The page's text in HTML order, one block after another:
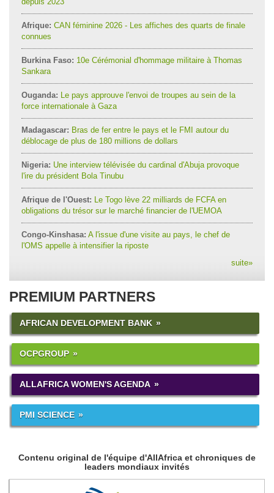
Afrique: CAN féminine 2026 - Les affiches des quarts de finale
connues
Burkina Faso: 10e Cérémonial d'hommage militaire à Thomas
Sankara
Ouganda: Le pays approuve l'envoi de troupes au sein de la
force internationale à Gaza
Madagascar: Bras de fer entre le pays et le FMI autour du
déblocage de plus de 180 millions de dollars
Nigeria: Une interview télévisée du cardinal d'Abuja provoque
l'ire du président Bola Tinubu
Afrique de l'Ouest: Le Togo lève 22 milliards de FCFA en
obligations du trésor sur le marché financier de l'UEMOA
Congo-Kinshasa: A l'issue d'une visite au pays, le chef de
l'OMS appelle à intensifier la riposte
suite»
PREMIUM PARTNERS
AFRICAN DEVELOPMENT BANK
OCPGROUP
ALLAFRICA WOMEN'S AGENDA
PMI SCIENCE
Contenu original de l'équipe d'AllAfrica et chroniques de
leaders mondiaux invités